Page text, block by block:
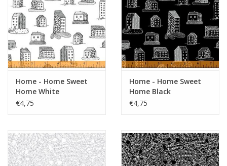
Home - Home Sweet
Home White
€4,75
Home - Home Sweet
Home Black
€4,75